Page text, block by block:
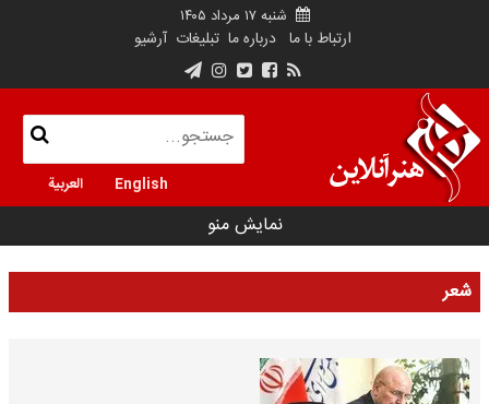
شنبه ۱۷ مرداد ۱۴۰۵
ارتباط با ما درباره ما تبلیغات آرشیو
English العربية
نمایش منو
شعر